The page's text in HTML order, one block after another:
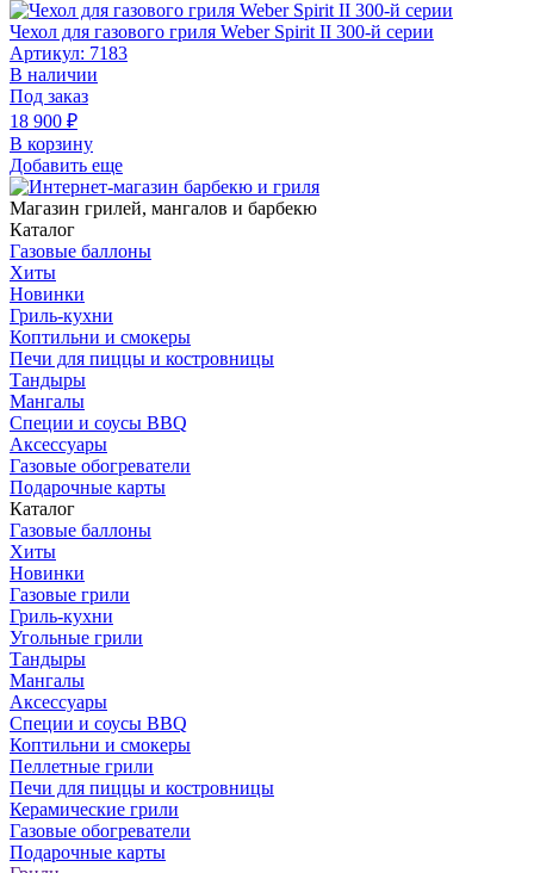
Чехол для газового гриля Weber Spirit II 300-й серии
Артикул: 7183
В наличии
Под заказ
18 900 ₽
В корзину
Добавить еще
Магазин грилей, мангалов и барбекю
Каталог
Газовые баллоны
Хиты
Новинки
Гриль-кухни
Коптильни и смокеры
Печи для пиццы и костровницы
Тандыры
Мангалы
Специи и соусы BBQ
Аксессуары
Газовые обогреватели
Подарочные карты
Каталог
Газовые баллоны
Хиты
Новинки
Газовые грили
Гриль-кухни
Угольные грили
Тандыры
Мангалы
Аксессуары
Специи и соусы BBQ
Коптильни и смокеры
Пеллетные грили
Печи для пиццы и костровницы
Керамические грили
Газовые обогреватели
Подарочные карты